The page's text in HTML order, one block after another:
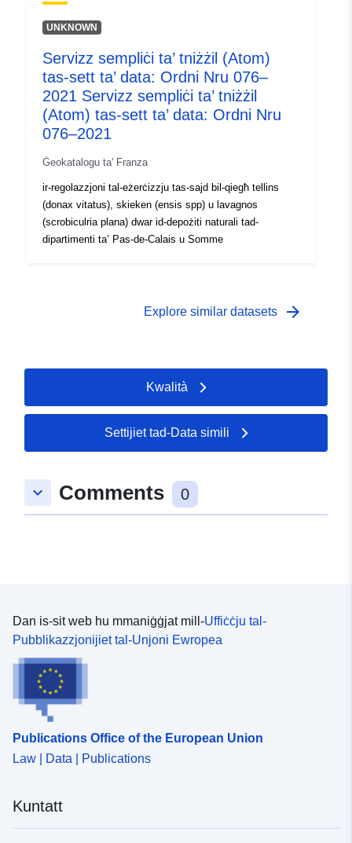
UNKNOWN
Servizz sempliċi ta’ tniżżil (Atom)
tas-sett ta’ data: Ordni Nru 076–
2021 Servizz sempliċi ta’ tniżżil
(Atom) tas-sett ta’ data: Ordni Nru
076–2021
Ġeokatalogu ta' Franza
ir-regolazzjoni tal-eżerċizzju tas-sajd bil-qiegħ tellins
(donax vitatus), skieken (ensis spp) u lavagnos
(scrobiculria plana) dwar id-depożiti naturali tad-
dipartimenti ta’ Pas-de-Calais u Somme
Explore similar datasets arrow_forward
Kwalità
Settijiet tad-Data simili
keyboard_arrow_down Comments 0
Dan is-sit web hu mmaniġġjat mill-Uffiċċju tal-
Pubblikazzjonijiet tal-Unjoni Ewropea
Publications Office of the European Union
Law | Data | Publications
Kuntatt